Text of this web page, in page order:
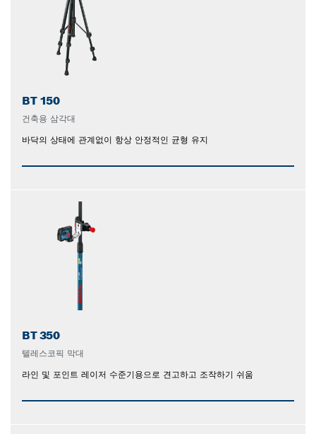
BT 150
건축용 삼각대
바닥의 상태에 관계없이 항상 안정적인 균형 유지
BT 350
텔레스코픽 막대
라인 및 포인트 레이저 수준기용으로 견고하고 조작하기 쉬움